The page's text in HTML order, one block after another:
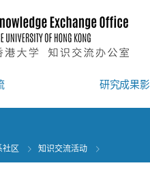
研究成果
社区 知识交流活动